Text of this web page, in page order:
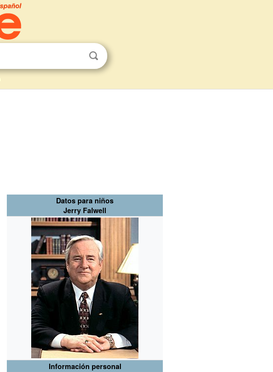
Datos para niños
Jerry Falwell
Información personal